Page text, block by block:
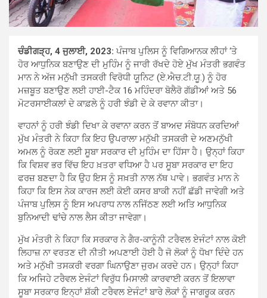
ਚੰਡੀਗੜ੍ਹ, 4 ਜੁਲਾਈ, 2023: ਪੰਜਾਬ ਪੁਲਿਸ ਨੂੰ ਵਿਗਿਆਨਕ ਲੀਹਾਂ ‘ਤੇ
ਹੋਰ ਆਧੁਨਿਕ ਬਣਾਉਣ ਦੀ ਮੁਹਿੰਮ ਨੂੰ ਜਾਰੀ ਰੱਖਦੇ ਹੋਏ ਮੁੱਖ ਮੰਤਰੀ ਭਗਵੰਤ
ਮਾਨ ਨੇ ਅੱਜ ਮਨੁੱਖੀ ਤਸਕਰੀ ਵਿਰੋਧੀ ਯੂਨਿਟ (ਏ.ਐਚ.ਟੀ.ਯੂ.) ਨੂੰ ਹੋਰ
ਮਜ਼ਬੂਤ ਬਣਾਉਣ ਲਈ ਹਾਈ-ਟੈਕ 16 ਮਹਿੰਦਰਾ ਬੋਲੈਰੋ ਗੱਡੀਆਂ ਅਤੇ 56
ਮੋਟਰਸਾਈਕਲਾਂ ਦੇ ਕਾਫ਼ਲੇ ਨੂੰ ਹਰੀ ਝੰਡੀ ਦੇ ਕੇ ਰਵਾਨਾ ਕੀਤਾ।
ਵਾਹਨਾਂ ਨੂੰ ਹਰੀ ਝੰਡੀ ਦਿਖਾ ਕੇ ਰਵਾਨਾ ਕਰਨ ਤੋਂ ਬਾਅਦ ਸੰਬੋਧਨ ਕਰਦਿਆਂ
ਮੁੱਖ ਮੰਤਰੀ ਨੇ ਕਿਹਾ ਕਿ ਇਹ ਉਪਰਾਲਾ ਮਨੁੱਖੀ ਤਸਕਰੀ ਦੇ ਅਣਮਨੁੱਖੀ
ਅਮਲ ਨੂੰ ਰੋਕਣ ਲਈ ਸੂਬਾ ਸਰਕਾਰ ਦੀ ਮੁਹਿੰਮ ਦਾ ਹਿੱਸਾ ਹੈ। ਉਨ੍ਹਾਂ ਕਿਹਾ
ਕਿ ਵਿਸ਼ਵ ਭਰ ਵਿੱਚ ਇਹ ਖ਼ਤਰਾ ਵਧਿਆ ਹੈ ਪਰ ਸੂਬਾ ਸਰਕਾਰ ਦਾ ਇਹ
ਫਰਜ਼ ਬਣਦਾ ਹੈ ਕਿ ਉਹ ਇਸ ਨੂੰ ਸਖ਼ਤੀ ਨਾਲ ਨੱਥ ਪਾਵੇ। ਭਗਵੰਤ ਮਾਨ ਨੇ
ਕਿਹਾ ਕਿ ਇਸ ਨੇਕ ਕਾਰਜ ਲਈ ਕੋਈ ਕਸਰ ਬਾਕੀ ਨਹੀਂ ਛੱਡੀ ਜਾਵੇਗੀ ਅਤੇ
ਪੰਜਾਬ ਪੁਲਿਸ ਨੂੰ ਇਸ ਅਪਰਾਧ ਨਾਲ ਨਜਿੱਠਣ ਲਈ ਅਤਿ ਆਧੁਨਿਕ
ਬੁਨਿਆਦੀ ਢਾਂਚੇ ਨਾਲ ਲੈਸ ਕੀਤਾ ਜਾਵੇਗਾ।
ਮੁੱਖ ਮੰਤਰੀ ਨੇ ਕਿਹਾ ਕਿ ਸਰਕਾਰ ਨੇ ਗੈਰ-ਕਾਨੂੰਨੀ ਟਰੈਵਲ ਏਜੰਟਾਂ ਨਾਲ ਕੋਈ
ਲਿਹਾਜ਼ ਨਾ ਵਰਤਣ ਦੀ ਨੀਤੀ ਅਪਣਾਈ ਹੋਈ ਹੈ ਜੋ ਲੋਕਾਂ ਨੂੰ ਧੋਖਾ ਦਿੰਦੇ ਹਨ
ਅਤੇ ਮਨੁੱਖੀ ਤਸਕਰੀ ਵਰਗਾ ਘਿਨਾਉਣਾ ਜੁਰਮ ਕਰਦੇ ਹਨ। ਉਨ੍ਹਾਂ ਕਿਹਾ
ਕਿ ਅਜਿਹੇ ਟਰੈਵਲ ਏਜੰਟਾਂ ਵਿਰੁੱਧ ਮਿਸਾਲੀ ਕਾਰਵਾਈ ਕਰਨ ਤੋਂ ਇਲਾਵਾ
ਸੂਬਾ ਸਰਕਾਰ ਇਨ੍ਹਾਂ ਸ਼ੱਕੀ ਟਰੈਵਲ ਏਜੰਟਾਂ ਬਾਰੇ ਲੋਕਾਂ ਨੂੰ ਜਾਗਰੂਕ ਕਰਨ